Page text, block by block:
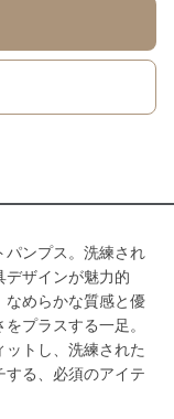
パンプス。洗練され
デザインが魅力的
なめらかな質感と優
プラスする一足。
トし、洗練された
する、必須のアイテ